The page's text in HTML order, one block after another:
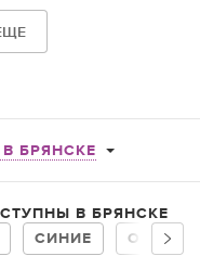
БРЯНСКЕ
В БРЯНСКЕ
СИНИЕ